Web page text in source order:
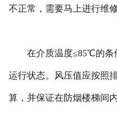
不正常，需要马上进行维修
在介质温度≤85℃的条
运行状态。风压值应按照
算，并保证在防烟楼梯间内